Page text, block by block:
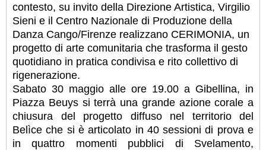
contesto, su invito della Direzione Artistica, Virgilio
Sieni e il Centro Nazionale di Produzione della
Danza Cango/Firenze realizzano CERIMONIA, un
progetto di arte comunitaria che trasforma il gesto
quotidiano in pratica condivisa e rito collettivo di
rigenerazione.
Sabato 30 maggio alle ore 19.00 a Gibellina, in
Piazza Beuys si terrà una grande azione corale a
chiusura del progetto diffuso nel territorio del
Belìce che si è articolato in 40 sessioni di prova e
in quattro momenti pubblici di Svelamento,